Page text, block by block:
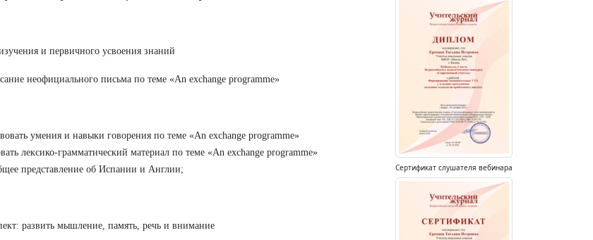
и первичного усвоения знаний
неофициального письма по теме «An exchange programme»
умения и навыки говорения по теме «An exchange programme»
лексико-грамматический материал по теме «An exchange programme»
представление об Испании и Англии;
развить мышление, память, речь и внимание
Сертификат слушателя вебинара